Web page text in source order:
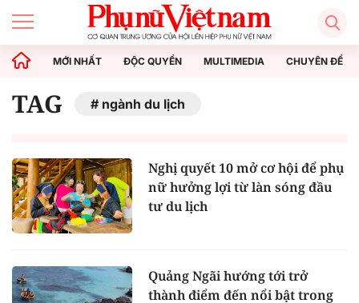
MỚI NHẤT ĐỘC QUYỀN MULTIMEDIA CHUYÊN ĐỀ
TAG ngành du lịch
Nghị quyết 10 mở cơ hội để phụ
nữ hưởng lợi từ làn sóng đầu
tư du lịch
Quảng Ngãi hướng tới trở
thành điểm đến nổi bật trong